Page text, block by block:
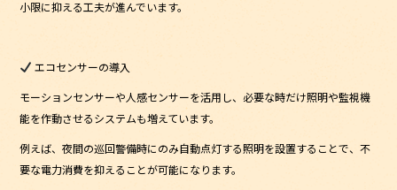
小限に抑える工夫が進んでいます。
エコセンサーの導入
モーションセンサーや人感センサーを活用し、必要な時だけ照明や監視機
能を作動させるシステムも増えています。
例えば、夜間の巡回警備時にのみ自動点灯する照明を設置することで、不
要な電力消費を抑えることが可能になります。